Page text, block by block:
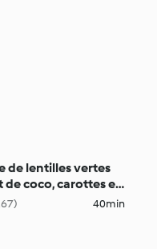
de lentilles vertes
de coco, carottes et
40min